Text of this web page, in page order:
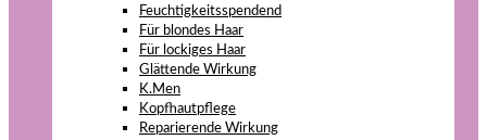
Feuchtigkeitsspendend
Für blondes Haar
Für lockiges Haar
Glättende Wirkung
K.Men
Kopfhautpflege
Reparierende Wirkung